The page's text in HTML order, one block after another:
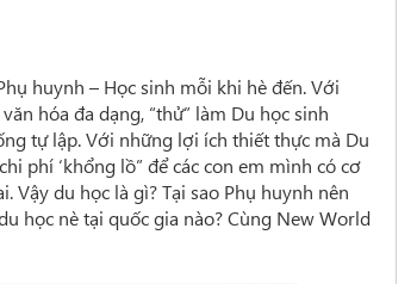
huynh – Học sinh mỗi khi hè đến. Với
hóa đa dạng, “thử” làm Du học sinh
tự lập. Với những lợi ích thiết thực mà Du
phí ‘khổng lồ” để các con em mình có cơ
Vậy du học là gì? Tại sao Phụ huynh nên
học nè tại quốc gia nào? Cùng New World